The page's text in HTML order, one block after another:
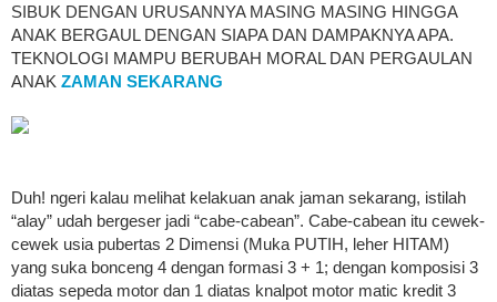
SIBUK DENGAN URUSANNYA MASING MASING HINGGA
ANAK BERGAUL DENGAN SIAPA DAN DAMPAKNYA APA.
TEKNOLOGI MAMPU BERUBAH MORAL DAN PERGAULAN
ANAK ZAMAN SEKARANG
Duh! ngeri kalau melihat kelakuan anak jaman sekarang, istilah
“alay” udah bergeser jadi “cabe-cabean”. Cabe-cabean itu cewek-
cewek usia pubertas 2 Dimensi (Muka PUTIH, leher HITAM)
yang suka bonceng 4 dengan formasi 3 + 1; dengan komposisi 3
diatas sepeda motor dan 1 diatas knalpot motor matic kredit 3